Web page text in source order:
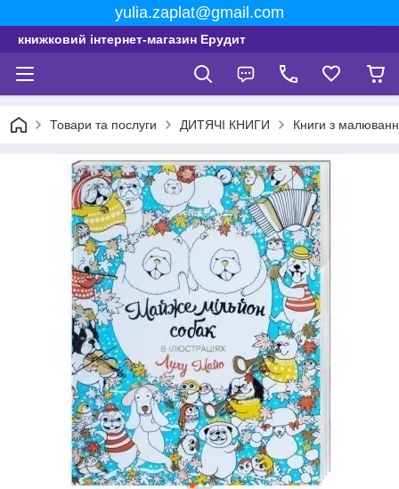
yulia.zaplat@gmail.com
книжковий інтернет-магазин Ерудит
Товари та послуги ДИТЯЧІ КНИГИ Книги з